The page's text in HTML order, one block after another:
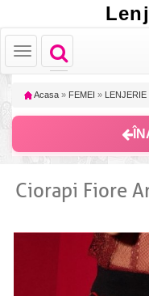
Toggle
navigation
Toggle
navigation
Acasa » FEMEI » LENJERIE
Ciorapi Fiore